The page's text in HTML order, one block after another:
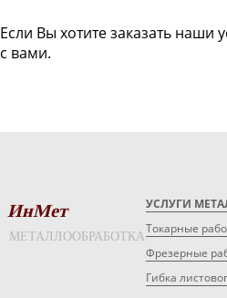
Если Вы хотите заказать наши
с вами.
ИнМет
МЕТАЛЛООБРАБОТКА
УСЛУГИ
Токарные
Фрезерные
Гибка